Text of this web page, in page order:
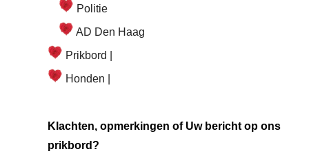
Politie
AD Den Haag
Prikbord |
Honden |
Klachten, opmerkingen of Uw bericht op ons
prikbord?